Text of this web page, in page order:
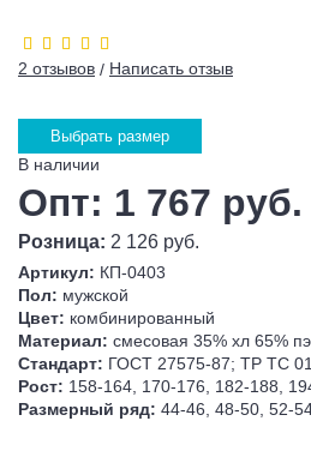
2 отзывов / Написать отзыв
Выбрать размер
В наличии
Опт: 1 767 руб.
Розница: 2 126 руб.
Артикул: КП-0403
Пол: мужской
Цвет: комбинированный
Материал: смесовая 35% хл 65%
Стандарт: ГОСТ 27575-87; ТР ТС
Рост: 158-164, 170-176, 182-188,
Размерный ряд: 44-46, 48-50, 52-